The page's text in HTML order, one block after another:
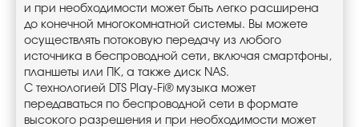
и при необходимости может быть легко расширена
до конечной многокомнатной системы. Вы можете
осуществлять потоковую передачу из любого
источника в беспроводной сети, включая смартфоны,
планшеты или ПК, а также диск NAS.
С технологией DTS Play-Fi® музыка может
передаваться по беспроводной сети в формате
высокого разрешения и при необходимости может